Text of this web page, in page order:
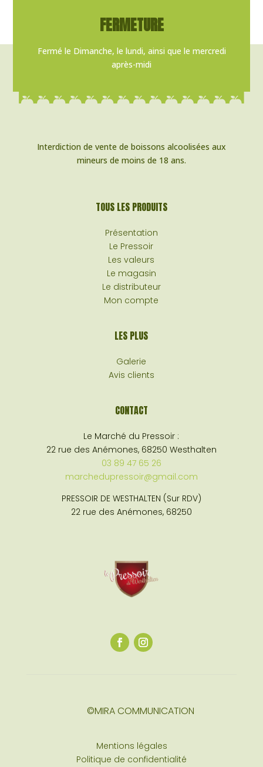
FERMETURE
Fermé le Dimanche, le lundi, ainsi que le mercredi
après-midi
Interdiction de vente de boissons alcoolisées aux
mineurs de moins de 18 ans.
TOUS LES PRODUITS
Présentation
Le Pressoir
Les valeurs
Le magasin
Le distributeur
Mon compte
LES PLUS
Galerie
Avis clients
CONTACT
Le Marché du Pressoir :
22 rue des Anémones, 68250 Westhalten
03 89 47 65 26
marchedupressoir@gmail.com
PRESSOIR DE WESTHALTEN (Sur RDV)
22 rue des Anémones, 68250
©MIRA COMMUNICATION
Mentions légales
Politique de confidentialité